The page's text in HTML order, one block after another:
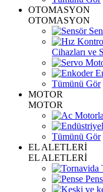
OTOMASYON
OTOMASYON
Cihazları ve
Tümünü Gör
MOTOR
MOTOR
Tümünü Gör
EL ALETLERİ
EL ALETLERİ